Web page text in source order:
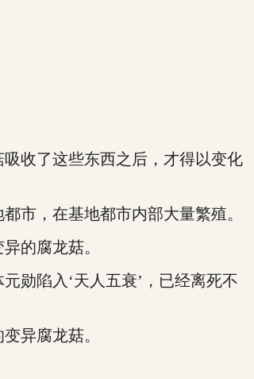
收了这些东西之后，才得以变化
市，在基地都市内部大量繁殖。
的腐龙菇。
勋陷入‘天人五衰’，已经离死不
异腐龙菇。